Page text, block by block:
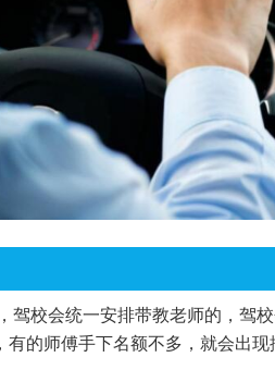
驾校会统一安排带教老师的，驾
有的师傅手下名额不多，就会出